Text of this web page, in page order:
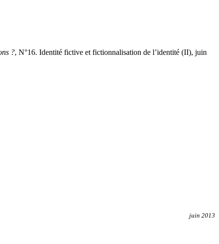
?, N°16. Identité fictive et fictionnalisation de l’identité (II), juin
juin 2013